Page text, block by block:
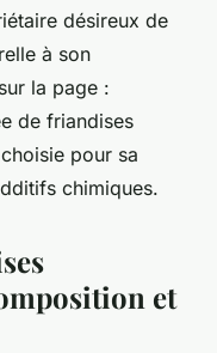
désireux de
à son
la page :
de friandises
pour sa
chimiques.
et